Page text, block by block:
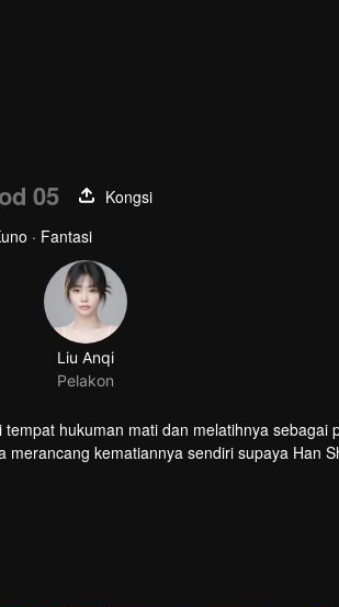
05
Kongsi
· Fantasi
Liu Anqi
Pelakon
sebagai pengawal istana untuk maharaja, adik
kematiannya sendiri supaya Han
dan mendapati bahawa dia sakit tenat
sepenuhnya...